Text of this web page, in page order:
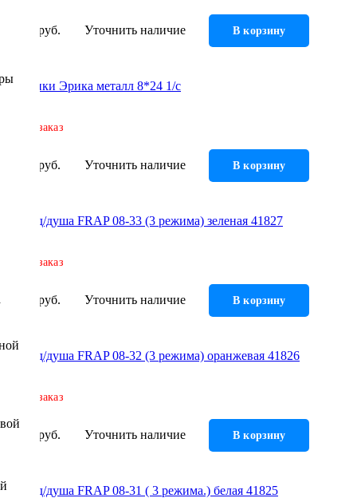
204 руб. Уточнить наличие В корзину
Маховики Эрика металл 8*24 1/c
Под заказ
213 руб. Уточнить наличие В корзину
Лейка д/душа FRAP 08-33 (3 режима) зеленая 41827
Под заказ
218 руб. Уточнить наличие В корзину
Лейка д/душа FRAP 08-32 (3 режима) оранжевая 41826
Под заказ
221 руб. Уточнить наличие В корзину
Лейка д/душа FRAP 08-31 ( 3 режима.) белая 41825